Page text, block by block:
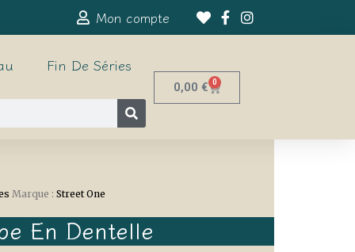
Mon compte
Fin De Séries
0,00 € 0
Marque : Street One
En Dentelle